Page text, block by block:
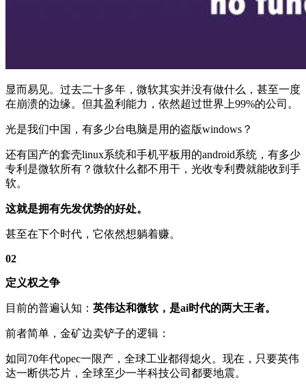
显而易见。过去二十多年，微软其实并没有做什么，甚至一度
在崩溃的边缘。但其盈利能力，依然超过世界上99%的公司。
光是我们中国，有多少台电脑是用的盗版windows？
还有国产的套壳linux系统和手机平板用的android系统，有多少
专利是微软所有？微软什么都不用干，光收专利费就能收到手
软。
这就是拥有先发优势的好处。
甚至在下个时代，它依然想躺着赚。
02
定义权之争
目前的普遍认知： 英伟达和微软，是ai时代的两大王者。
前者简单，金矿边卖铲子的逻辑：
如同70年代opec一限产，全球工业都得熄火。现在，只要英伟
达一断供芯片，全球至少一半科技公司都要地震。